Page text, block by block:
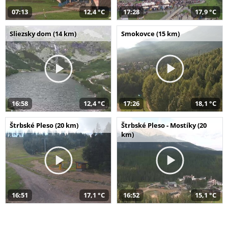
07:13 12,4 °C 17:28 17,9 °C
Sliezsky dom (14 km)
16:58 12,4 °C
Smokovce (15 km)
17:26 18,1 °C
Štrbské Pleso (20 km)
16:51 17,1 °C
Štrbské Pleso - Mostíky (20
km)
16:52 15,1 °C